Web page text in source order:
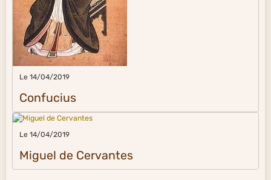
Le 14/04/2019
Confucius
Le 14/04/2019
Miguel de Cervantes